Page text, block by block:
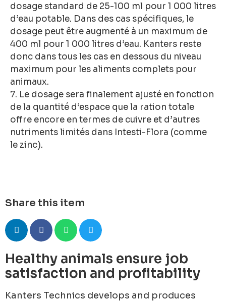
dosage standard de 25-100 ml pour 1 000 litres
d’eau potable. Dans des cas spécifiques, le
dosage peut être augmenté à un maximum de
400 ml pour 1 000 litres d’eau. Kanters reste
donc dans tous les cas en dessous du niveau
maximum pour les aliments complets pour
animaux.
7. Le dosage sera finalement ajusté en fonction
de la quantité d’espace que la ration totale
offre encore en termes de cuivre et d’autres
nutriments limités dans Intesti-Flora (comme
le zinc).
Share this item
Healthy animals ensure job
satisfaction and profitability
Kanters Technics develops and produces